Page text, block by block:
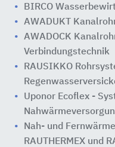
BIRCO
AWADUKT
AWADOCK
Verbindungstechnik
RAUSIKKO
Uponor Ecoflex -
Nah- und
RAUTHERMEX und